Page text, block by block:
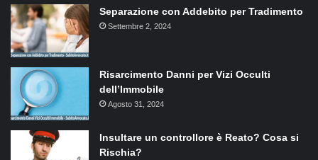
Separazione con Addebito per Tradimento
Settembre 2, 2024
Risarcimento Danni per Vizi Occulti
dell’Immobile
Agosto 31, 2024
Insultare un controllore è Reato? Cosa si
Rischia?